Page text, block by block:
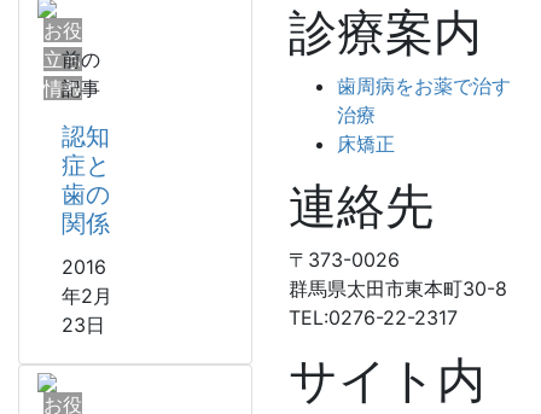
お役
立ち
情報
前の
記事
認知
症と
歯の
関係
2016
年2月
23日
お役
診療案内
歯周病をお薬で治す
治療
床矯正
連絡先
〒373-0026
群馬県太田市東本町30-8
TEL:0276-22-2317
サイト内